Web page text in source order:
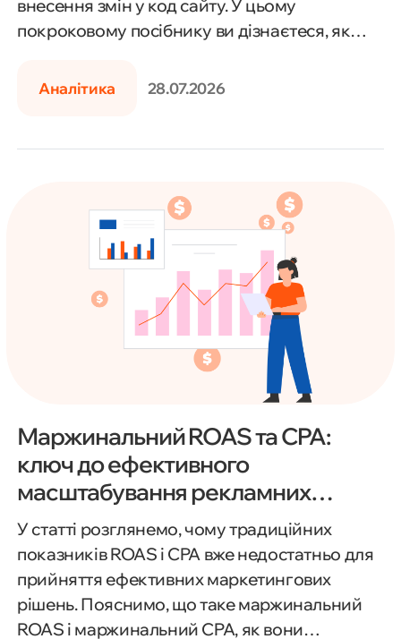
Аналітика 28.07.2026
внесення змін у код сайту. У цьому
покроковому посібнику ви дізнаєтеся, як
контейнер, налаштувати теги, тригери та
відстежувати події, конверсії й перевіряти
режиму попереднього перегляду. Матеріал
стане у пригоді як початківцям, так і
досвідченим маркетологам, PPC-
спеціалістам та вебаналітикам.
Маржинальний ROAS та CPA:
ключ до ефективного
масштабування рекламних
інвестицій
У статті розглянемо, чому традиційних
показників ROAS і CPA вже недостатньо для
прийняття ефективних маркетингових
рішень. Пояснимо, що таке маржинальний
ROAS і маржинальний CPA, як вони